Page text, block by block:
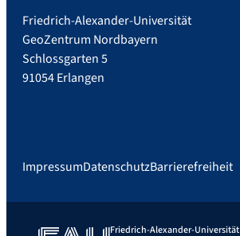
Friedrich-Alexander-Universität
GeoZentrum Nordbayern
Schlossgarten 5
91054 Erlangen
ImpressumDatenschutzBarrierefreiheit
Friedrich-Alexander-Universität